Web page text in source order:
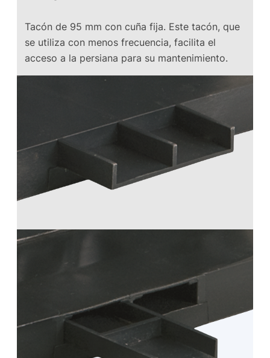
Tacón de 95 mm con cuña fija. Este tacón, que
se utiliza con menos frecuencia, facilita el
acceso a la persiana para su mantenimiento.